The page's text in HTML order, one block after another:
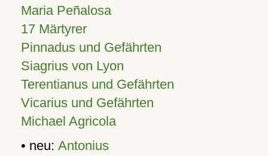
Maria Peñalosa
17 Märtyrer
Pinnadus und Gefährten
Siagrius von Lyon
Terentianus und Gefährten
Vicarius und Gefährten
Michael Agricola
• neu: Antonius